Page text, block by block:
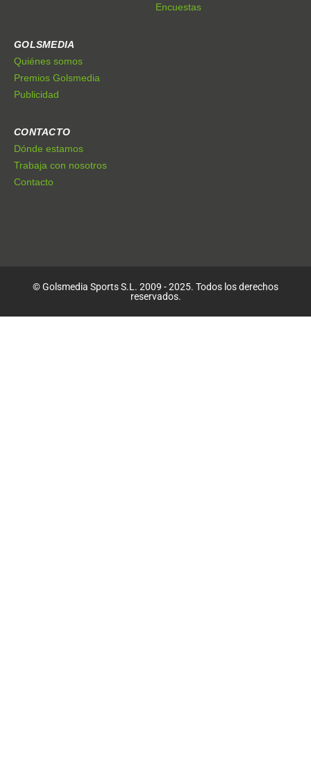
Encuestas
GOLSMEDIA
Quiénes somos
Premios Golsmedia
Publicidad
CONTACTO
Dónde estamos
Trabaja con nosotros
Contacto
© Golsmedia Sports S.L. 2009 - 2025. Todos los derechos
reservados.